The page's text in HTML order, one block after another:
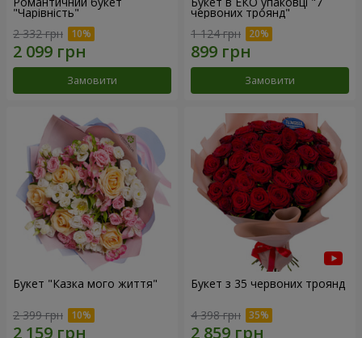
"Чарівність"
2 332 грн
Замовити
червоних троянд"
1 124 грн
Замовити
Букет "Казка мого життя"
2 399 грн
Букет з 35 червоних троянд
4 398 грн